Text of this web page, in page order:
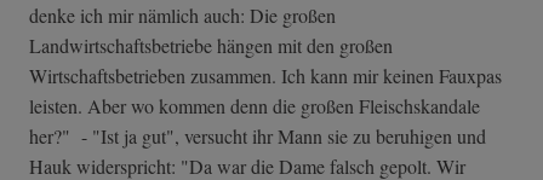
denke ich mir nämlich auch: Die großen
Landwirtschaftsbetriebe hängen mit den großen
Wirtschaftsbetrieben zusammen. Ich kann mir keinen Fauxpas
leisten. Aber wo kommen denn die großen Fleischskandale
her?" - "Ist ja gut", versucht ihr Mann sie zu beruhigen und
Hauk widerspricht: "Da war die Dame falsch gepolt. Wir